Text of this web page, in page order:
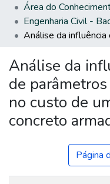
Análise da
de
no custo de
concreto
Página